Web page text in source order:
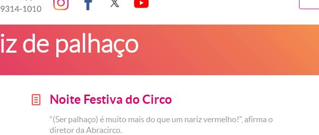
de palhaço
g Noite Festiva do Circo
“(Ser palhaço) é muito mais do que um nariz vermelho!”, afirma o
diretor da Abracirco.